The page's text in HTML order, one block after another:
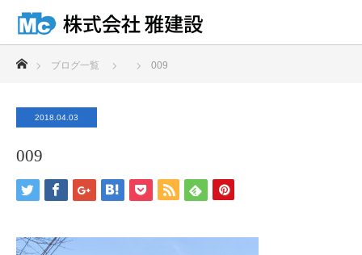
ブログ一覧 009
2018.04.03
009